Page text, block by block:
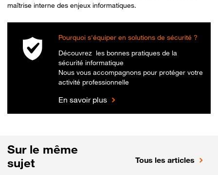
maîtrise interne des enjeux informatiques.
Pourquoi s'équiper en solutions de sécurité ?
Découvrez les bonnes pratiques de la
sécurité informatique
Nous vous accompagnons pour protéger votre
activité professionnelle
En savoir plus
Sur le même
sujet
Tous les articles